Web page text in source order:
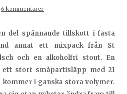
6 kommentarer
del spännande tillskott i fasta
annat ett mixpack från St
och en alkoholfri stout. En
ett stort småpartisläpp med 21
kommer i ganska stora volymer.